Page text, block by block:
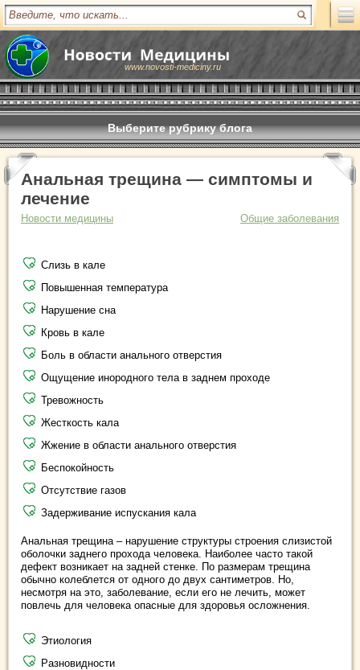
www.novosti-mediciny.ru
Выберите рубрику блога
Анальная трещина — симптомы и
лечение
Новости медицины Общие заболевания
Слизь в кале
Повышенная температура
Нарушение сна
Кровь в кале
Боль в области анального отверстия
Ощущение инородного тела в заднем проходе
Тревожность
Жесткость кала
Жжение в области анального отверстия
Беспокойность
Отсутствие газов
Задерживание испускания кала
Анальная трещина – нарушение структуры строения слизистой
оболочки заднего прохода человека. Наиболее часто такой
дефект возникает на задней стенке. По размерам трещина
обычно колеблется от одного до двух сантиметров. Но,
несмотря на это, заболевание, если его не лечить, может
повлечь для человека опасные для здоровья осложнения.
Этиология
Разновидности